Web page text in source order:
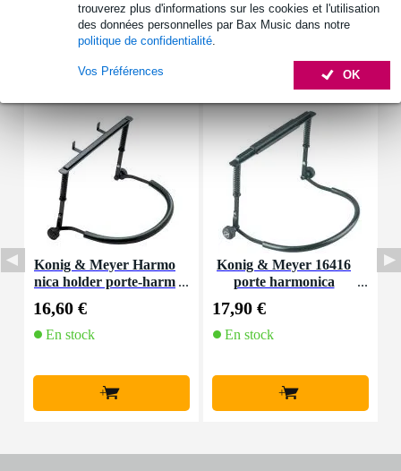
trouverez plus d'informations sur les cookies et l'utilisation
des données personnelles par Bax Music dans notre
politique de confidentialité
OK
Vos Préférences
Afficher toutes les caractéristiques du produit
Accessoires (7)
Konig & Meyer Harmo
nica holder porte-harm
16,60 €
En stock
+
Konig & Meyer 16416
porte harmonica
17,90 €
En stock
+